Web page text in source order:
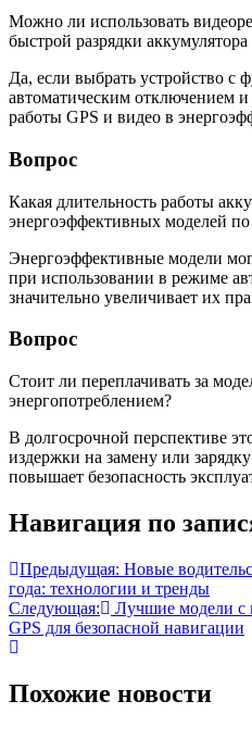
Можно ли использовать
быстрой разрядки
Да, если выбрать устройство с
автоматическим отключением
работы GPS и видео в
Вопрос
Какая длительность работы
энергоэффективных моделей
Энергоэффективные модели
при использовании в режиме
значительно увеличивает их
Вопрос
Стоит ли переплачивать за
энергопотреблением?
В долгосрочной перспективе
издержки на замену или
повышает безопасность
Навигация по
Предыдущая: Новые
года: технологии и тренды
Следующая:
Лучшие модели с
GPS для безопасной навигации
Похожие новости